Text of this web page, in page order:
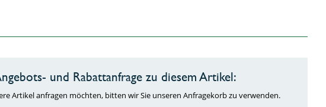
und Rabattanfrage zu diesem Artikel:
Artikel anfragen möchten, bitten wir Sie unseren Anfragekorb zu verwenden.